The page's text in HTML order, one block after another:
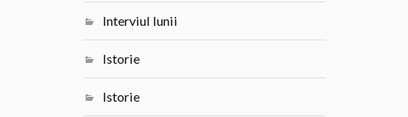
Interviul lunii
Istorie
Istorie